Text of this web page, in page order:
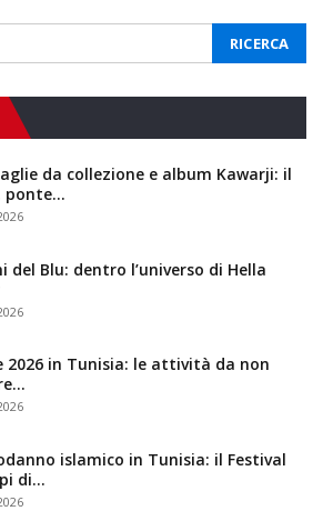
da collezione e album Kawarji: il
ponte…
del Blu: dentro l’universo di Hella
2026 in Tunisia: le attività da non
islamico in Tunisia: il Festival
di…